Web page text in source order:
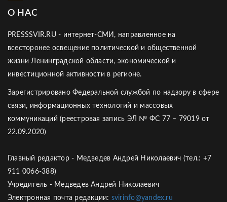
О НАС
PRESSSVIR.RU - интернет-СМИ, направленное на
всесторонее освещение политической и общественной
жизни Ленинградской области, экономической и
инвестиционной активности в регионе.
Зарегистрировано Федеральной службой по надзору в сфере
связи, информационных технологий и массовых
коммуникаций (реестровая запись ЭЛ № ФС 77 – 79019 от
22.09.2020)
Главный редактор - Медведев Андрей Николаевич (тел.: +7
911 0066-388)
Учредитель - Медведев Андрей Николаевич
Электронная почта редакции: svirinfo@yandex.ru